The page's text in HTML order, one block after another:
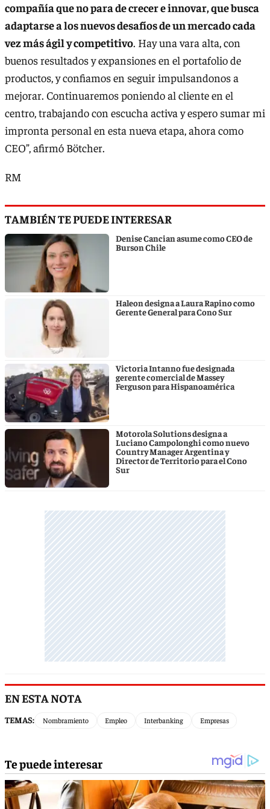
compañía que no para de crecer e innovar, que busca
adaptarse a los nuevos desafíos de un mercado cada
vez más ágil y competitivo. Hay una vara alta, con
buenos resultados y expansiones en el portafolio de
productos, y confiamos en seguir impulsandonos a
mejorar. Continuaremos poniendo al cliente en el
centro, trabajando con escucha activa y espero sumar mi
impronta personal en esta nueva etapa, ahora como
CEO”, afirmó Bötcher.
RM
TAMBIÉN TE PUEDE INTERESAR
Denise Cancian asume como CEO de
Burson Chile
Haleon designa a Laura Rapino como
Gerente General para Cono Sur
Victoria Intanno fue designada
gerente comercial de Massey
Ferguson para Hispanoamérica
Motorola Solutions designa a
Luciano Campolonghi como nuevo
Country Manager Argentina y
Director de Territorio para el Cono
Sur
EN ESTA NOTA
TEMAS: Nombramiento Empleo Interbanking Empresas